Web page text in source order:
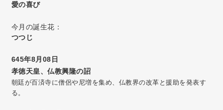
愛の喜び
今月の誕生花：
つつじ
645年8月08日
孝徳天皇、仏教興隆の詔
朝廷が百済寺に僧侶や尼増を集め、仏教界の改革と援助を発表す
る。